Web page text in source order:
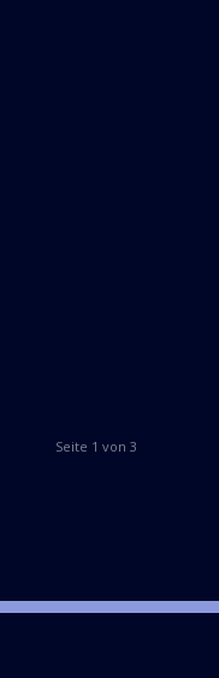
Seite 1 von 3